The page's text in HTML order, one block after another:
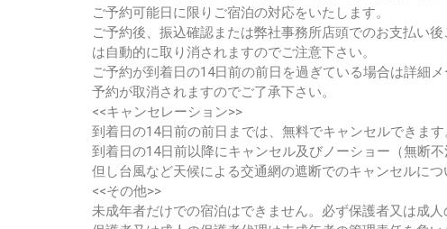
ご予約可能日に限りご宿泊の対応をいたします。
ご予約後、 振込確認または弊社事務所店頭でのお支払い
は自動的に取り消されますのでご注意下さい。
ご予約が到着日の14日前の前日を過ぎている場合は詳細
予約が取消されますのでご了承下さい。
<<キャンセレーション>>
到着日の14日前の前日までは、無料でキャンセルできます
到着日の14日前以降にキャンセル及びノーショー（無断不
但し台風など天候による交通網の遮断でのキャンセルにつ
<<その他>>
未成年者だけでの宿泊はできません。 必ず保護者又は成人